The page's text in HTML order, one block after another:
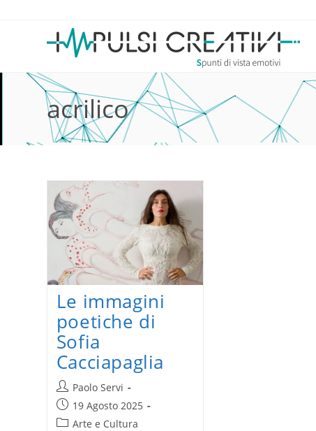
acrilico
Le immagini
poetiche di
Sofia
Cacciapaglia
Autore
dell'articolo:
Paolo Servi
Articolo
pubblicato:
19 Agosto 2025
Categoria
Arte e Cultura